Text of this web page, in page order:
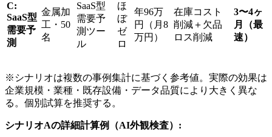
C:
SaaS型
需要予
測
金属加
工・50
名
SaaS型
需要予
測ツー
ル
ほ
ぼ
ゼ
ロ
年96万
円（月8
万円）
在庫コスト
削減＋欠品
ロス削減
3〜4ヶ
月（最
速）
※シナリオは複数の事例集計に基づく参考値。実際の効果は
企業規模・業種・既存設備・データ品質により大きく異な
る。個別試算を推奨する。
シナリオAの詳細計算例（AI外観検査）: